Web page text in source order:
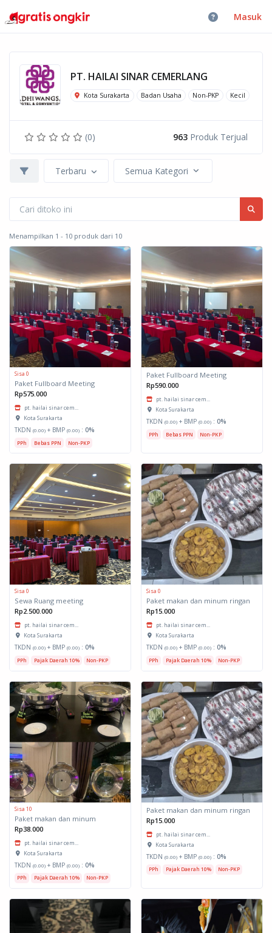
Masuk
PT. HAILAI SINAR CEMERLANG
Kota Surakarta Badan Usaha Non-PKP Kecil
(0) 963 Produk Terjual
Terbaru Semua Kategori
Menampilkan 1 - 10 produk dari 10
Sisa 0
Paket Fullboard Meeting
Rp575.000
pt. hailai sinar cem...
Kota Surakarta
TKDN (0.00) + BMP (0.00) : 0%
PPh Bebas PPN Non-PKP
Paket Fullboard Meeting
Rp590.000
pt. hailai sinar cem...
Kota Surakarta
TKDN (0.00) + BMP (0.00) : 0%
PPh Bebas PPN Non-PKP
Sisa 0
Sewa Ruang meeting
Rp2.500.000
pt. hailai sinar cem...
Kota Surakarta
TKDN (0.00) + BMP (0.00) : 0%
PPh Pajak Daerah 10% Non-PKP
Sisa 0
Paket makan dan minum ringan
Rp15.000
pt. hailai sinar cem...
Kota Surakarta
TKDN (0.00) + BMP (0.00) : 0%
PPh Pajak Daerah 10% Non-PKP
Sisa 10
Paket makan dan minum
Rp38.000
pt. hailai sinar cem...
Kota Surakarta
TKDN (0.00) + BMP (0.00) : 0%
PPh Pajak Daerah 10% Non-PKP
Paket makan dan minum ringan
Rp15.000
pt. hailai sinar cem...
Kota Surakarta
TKDN (0.00) + BMP (0.00) : 0%
PPh Pajak Daerah 10% Non-PKP